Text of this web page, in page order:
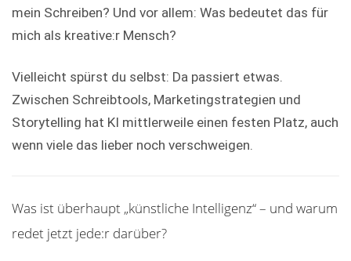
mein Schreiben? Und vor allem: Was bedeutet das für
mich als kreative:r Mensch?
Vielleicht spürst du selbst: Da passiert etwas.
Zwischen Schreibtools, Marketingstrategien und
Storytelling hat KI mittlerweile einen festen Platz, auch
wenn viele das lieber noch verschweigen.
Was ist überhaupt „künstliche Intelligenz“ – und warum
redet jetzt jede:r darüber?